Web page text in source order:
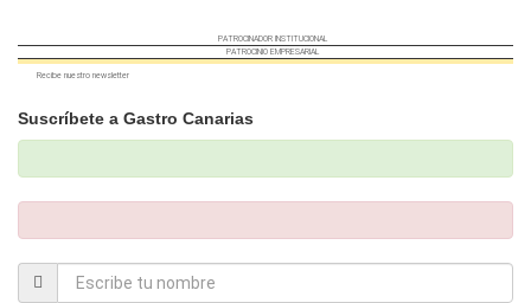
PATROCINADOR INSTITUCIONAL
PATROCINIO EMPRESARIAL
Recibe nuestro newsletter
Suscríbete a Gastro Canarias